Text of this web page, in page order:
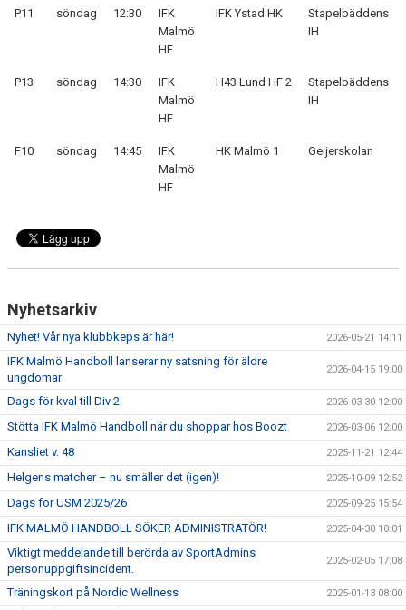
P11 söndag 12:30
IFK
Malmö
HF
IFK Ystad HK
Stapelbäddens
IH
P13 söndag 14:30
IFK
Malmö
HF
H43 Lund HF 2
Stapelbäddens
IH
F10 söndag 14:45
IFK
Malmö
HF
HK Malmö 1 Geijerskolan
Nyhetsarkiv
Nyhet! Vår nya klubbkeps är här! 2026-05-21 14:11
IFK Malmö Handboll lanserar ny satsning för äldre
ungdomar
2026-04-15 19:00
Dags för kval till Div 2 2026-03-30 12:00
Stötta IFK Malmö Handboll när du shoppar hos Boozt 2026-03-06 12:00
Kansliet v. 48 2025-11-21 12:44
Helgens matcher – nu smäller det (igen)! 2025-10-09 12:52
Dags för USM 2025/26 2025-09-25 15:54
IFK MALMÖ HANDBOLL SÖKER ADMINISTRATÖR! 2025-04-30 10:01
Viktigt meddelande till berörda av SportAdmins
personuppgiftsincident.
2025-02-05 17:08
Träningskort på Nordic Wellness 2025-01-13 08:00